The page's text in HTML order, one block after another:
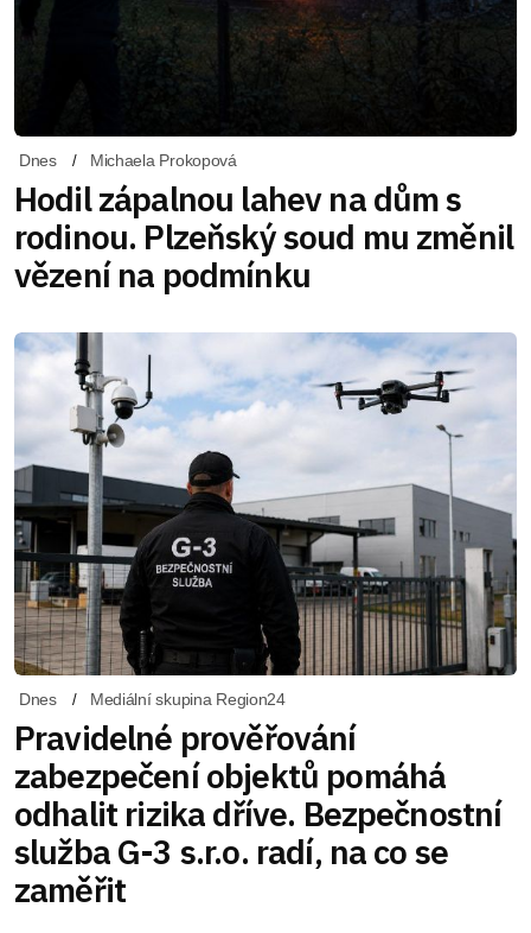
Dnes Michaela Prokopová
Hodil zápalnou lahev na dům s
rodinou. Plzeňský soud mu změnil
vězení na podmínku
Dnes Mediální skupina Region24
Pravidelné prověřování
zabezpečení objektů pomáhá
odhalit rizika dříve. Bezpečnostní
služba G-3 s.r.o. radí, na co se
zaměřit